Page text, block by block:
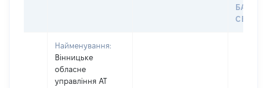
СЕЙФУ
Найменування:
Вінницьке
обласне
управління АТ